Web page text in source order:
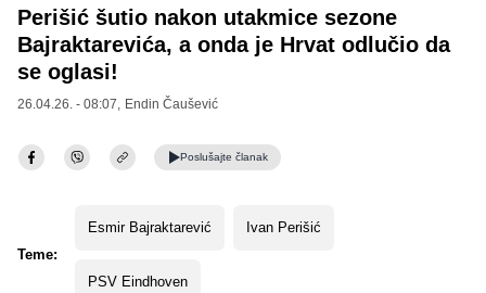
Perišić šutio nakon utakmice sezone
Bajraktarevića, a onda je Hrvat odlučio da
se oglasi!
26.04.26. - 08:07, Endin Čaušević
Poslušajte članak
Teme:
Esmir Bajraktarević Ivan Perišić
PSV Eindhoven